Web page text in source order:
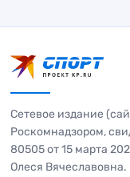
Сетевое издание
Роскомнадзором,
80505 от 15 марта
Олеся Вячеславовна.